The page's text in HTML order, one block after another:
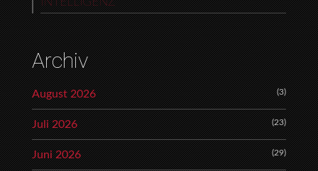
Archiv
August 2026 (3)
Juli 2026 (23)
Juni 2026 (29)